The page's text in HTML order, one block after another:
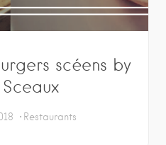
scéens by
Restaurants